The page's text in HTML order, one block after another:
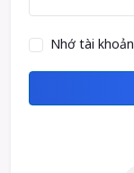
Nhớ tài khoản